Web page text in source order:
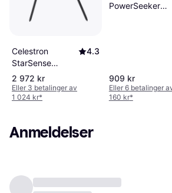
Celestron
StarSense
Explorer LT
80AZ
4.3
2 972 kr
Eller 3 betalinger av
1 024 kr*
PowerSeeker
909 kr
Eller 6 betalinger
160 kr*
Anmeldelser